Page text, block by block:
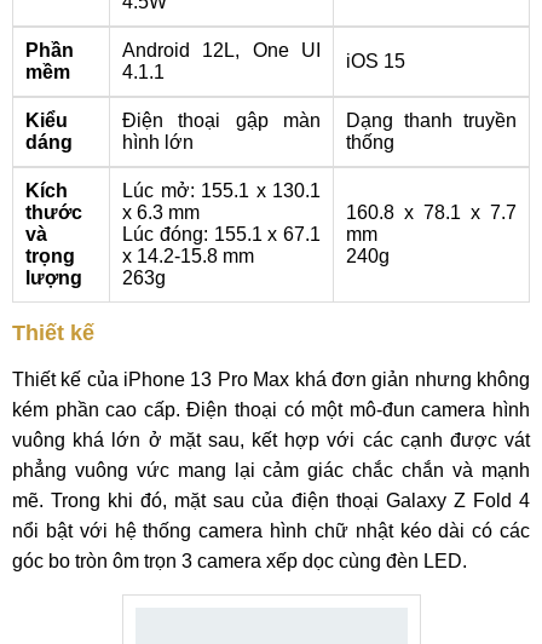
Phần
mềm
Android 12L, One UI
4.1.1
iOS 15
Kiểu
dáng
Điện thoại gập màn
hình lớn
Dạng thanh truyền
thống
Kích
thước
và
trọng
lượng
Lúc mở: 155.1 x 130.1
x 6.3 mm
Lúc đóng: 155.1 x 67.1
x 14.2-15.8 mm
263g
160.8 x 78.1 x 7.7
mm
240g
Thiết kế
Thiết kế của iPhone 13 Pro Max khá đơn giản nhưng không
kém phần cao cấp. Điện thoại có một mô-đun camera hình
vuông khá lớn ở mặt sau, kết hợp với các cạnh được vát
phẳng vuông vức mang lại cảm giác chắc chắn và mạnh
mẽ. Trong khi đó, mặt sau của điện thoại Galaxy Z Fold 4
nổi bật với hệ thống camera hình chữ nhật kéo dài có các
góc bo tròn ôm trọn 3 camera xếp dọc cùng đèn LED.